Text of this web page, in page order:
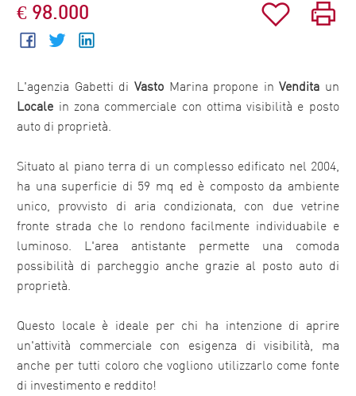
€ 98.000
L'agenzia Gabetti di VastoMarina propone inVendita un
Locale in zona commerciale con ottima visibilità e posto
auto di proprietà.
Situato al piano terra di un complesso edificato nel 2004,
ha una superficie di 59 mq ed è composto da ambiente
unico, provvisto di aria condizionata, con due vetrine
fronte strada che lo rendono facilmente individuabile e
luminoso. L'area antistante permette una comoda
possibilità di parcheggio anche grazie al posto auto di
proprietà.
Questo locale è ideale per chi ha intenzione di aprire
un'attività commerciale con esigenza di visibilità, ma
anche per tutti coloro che vogliono utilizzarlo come fonte
di investimento e reddito!